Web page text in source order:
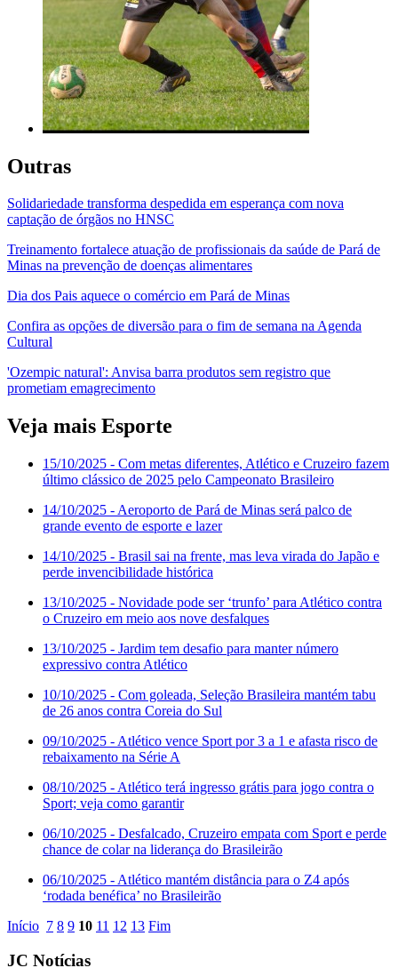
Outras
Solidariedade transforma despedida em esperança com nova
captação de órgãos no HNSC
Treinamento fortalece atuação de profissionais da saúde de Pará de
Minas na prevenção de doenças alimentares
Dia dos Pais aquece o comércio em Pará de Minas
Confira as opções de diversão para o fim de semana na Agenda
Cultural
'Ozempic natural': Anvisa barra produtos sem registro que
prometiam emagrecimento
Veja mais Esporte
15/10/2025 - Com metas diferentes, Atlético e Cruzeiro fazem
último clássico de 2025 pelo Campeonato Brasileiro
14/10/2025 - Aeroporto de Pará de Minas será palco de
grande evento de esporte e lazer
14/10/2025 - Brasil sai na frente, mas leva virada do Japão e
perde invencibilidade histórica
13/10/2025 - Novidade pode ser ‘trunfo’ para Atlético contra
o Cruzeiro em meio aos nove desfalques
13/10/2025 - Jardim tem desafio para manter número
expressivo contra Atlético
10/10/2025 - Com goleada, Seleção Brasileira mantém tabu
de 26 anos contra Coreia do Sul
09/10/2025 - Atlético vence Sport por 3 a 1 e afasta risco de
rebaixamento na Série A
08/10/2025 - Atlético terá ingresso grátis para jogo contra o
Sport; veja como garantir
06/10/2025 - Desfalcado, Cruzeiro empata com Sport e perde
chance de colar na liderança do Brasileirão
06/10/2025 - Atlético mantém distância para o Z4 após
‘rodada benéfica’ no Brasileirão
Início 7 8 9 10 11 12 13 Fim
JC Notícias